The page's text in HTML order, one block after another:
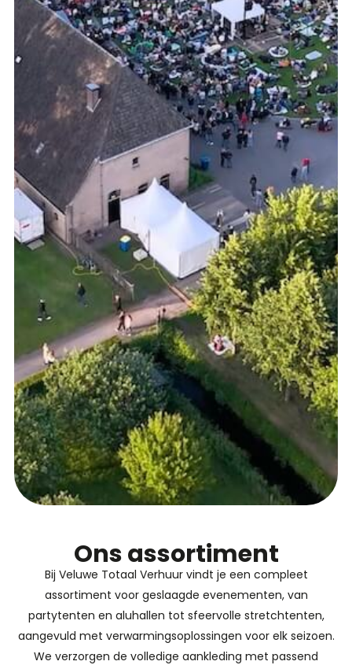
Ons assortiment
Bij Veluwe Totaal Verhuur vindt je een compleet
assortiment voor geslaagde evenementen, van
partytenten en aluhallen tot sfeervolle stretchtenten,
aangevuld met verwarmingsoplossingen voor elk seizoen.
We verzorgen de volledige aankleding met passend